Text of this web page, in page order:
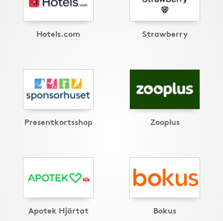
Hotels.com Strawberry
Presentkortsshop Zooplus
Apotek Hjärtat Bokus